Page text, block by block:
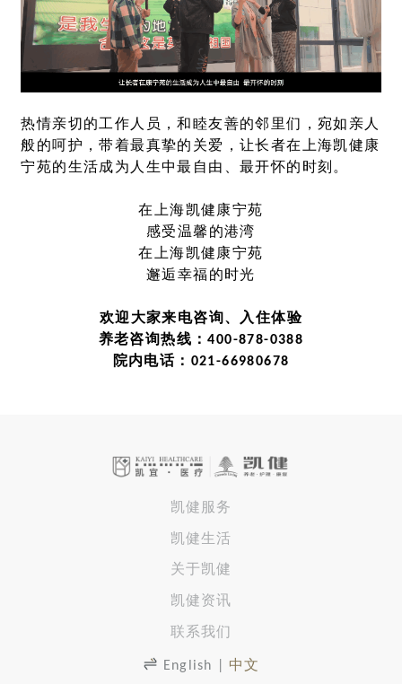
热情亲切的工作人员，和睦友善的邻里们，宛如亲人
般的呵护，带着最真挚的关爱，让长者在上海凯健康
宁苑的生活成为人生中最自由、最开怀的时刻。
在上海凯健康宁苑
感受温馨的港湾
在上海凯健康宁苑
邂逅幸福的时光
欢迎大家来电咨询、入住体验
养老咨询热线：400-878-0388
院内电话：021-66980678
凯健服务
凯健生活
关于凯健
凯健资讯
联系我们
English 中文